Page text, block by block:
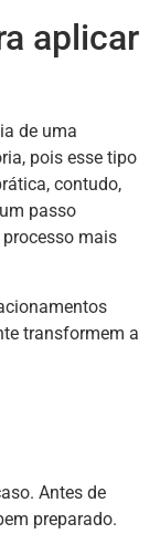
aplicar
de uma
pois esse tipo
contudo,
passo
mais
transformem a
Antes de
preparado.